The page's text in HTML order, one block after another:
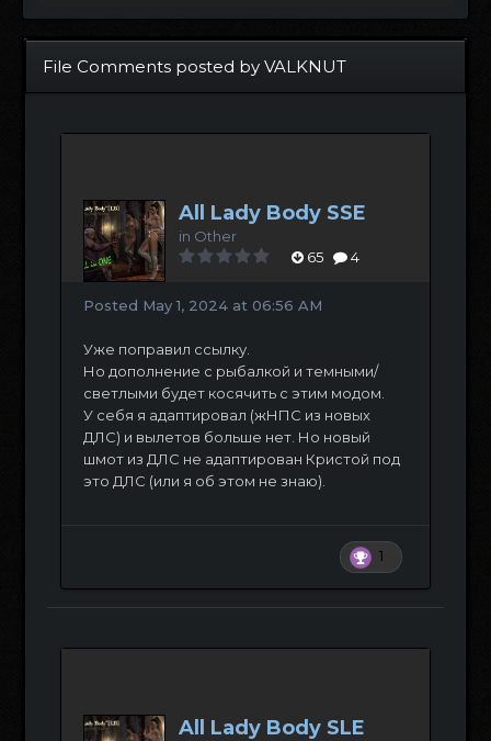
File Comments posted by VALKNUT
All Lady Body SSE
in Other
65
4
Posted May 1, 2024 at 06:56 AM
Уже поправил ссылку.
Но дополнение с рыбалкой и темными/
светлыми будет косячить с этим модом.
У себя я адаптировал (жНПС из новых
ДЛС) и вылетов больше нет. Но новый
шмот из ДЛС не адаптирован Кристой под
это ДЛС (или я об этом не знаю).
1
All Lady Body SLE